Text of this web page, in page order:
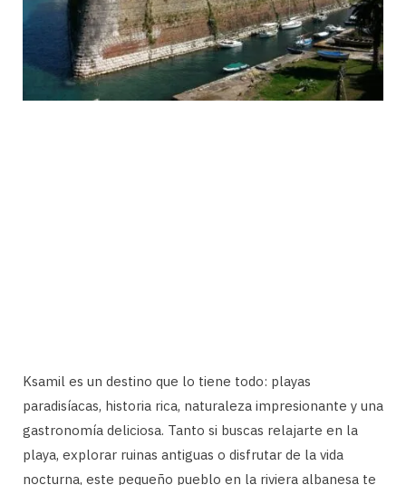
Ksamil es un destino que lo tiene todo: playas
paradisíacas, historia rica, naturaleza impresionante y una
gastronomía deliciosa. Tanto si buscas relajarte en la
playa, explorar ruinas antiguas o disfrutar de la vida
nocturna, este pequeño pueblo en la riviera albanesa te